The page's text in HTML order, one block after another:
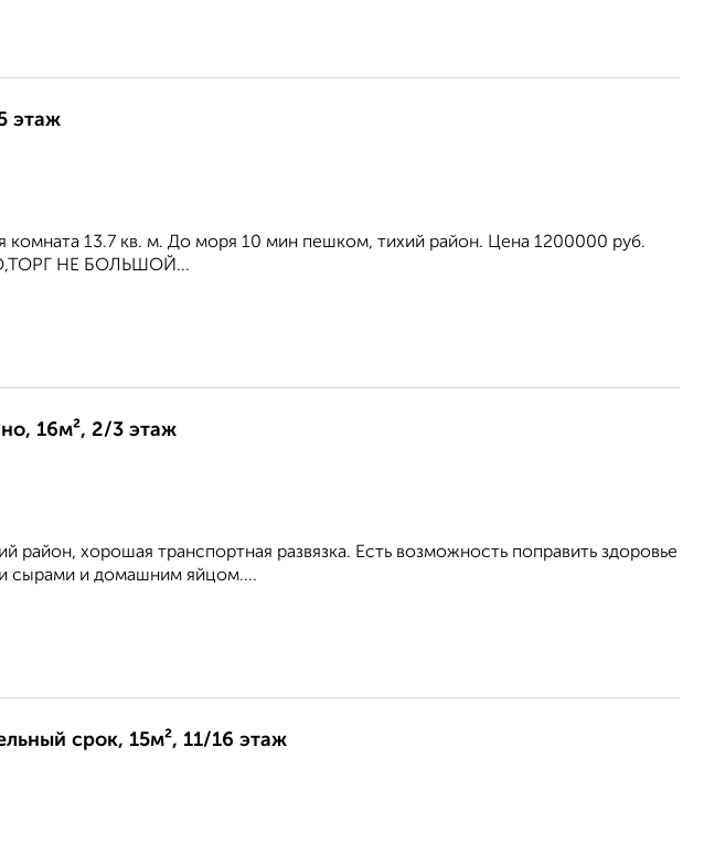
этаж
комната 13.7 кв. м. До моря 10 мин пешком, тихий район. Цена 1200000 руб.
НЕ БОЛЬШОЙ...
16м², 2/3 этаж
район, хорошая транспортная развязка. Есть возможность поправить здоровье
сырами и домашним яйцом....
срок, 15м², 11/16 этаж